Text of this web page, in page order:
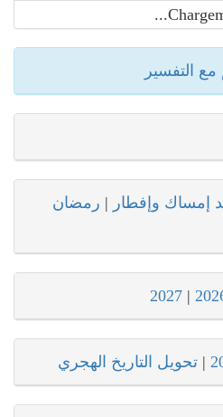
مع التفسير
| رمضان
|
2027
| تحويل التاريخ الهجري